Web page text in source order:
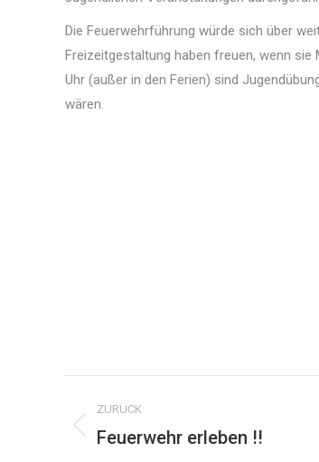
Die Feuerwehrführung würde sich über
Freizeitgestaltung haben freuen, wenn sie
Uhr (außer in den Ferien) sind
wären.
ZURÜCK
Vorheriger
Feuerwehr erleben !!